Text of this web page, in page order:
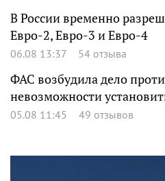
В России временно
Евро-2, Евро-3 и Евро-4
06.08 13:37 54 отзыва
ФАС возбудила дело
невозможности
05.08 11:45 49 отзывов